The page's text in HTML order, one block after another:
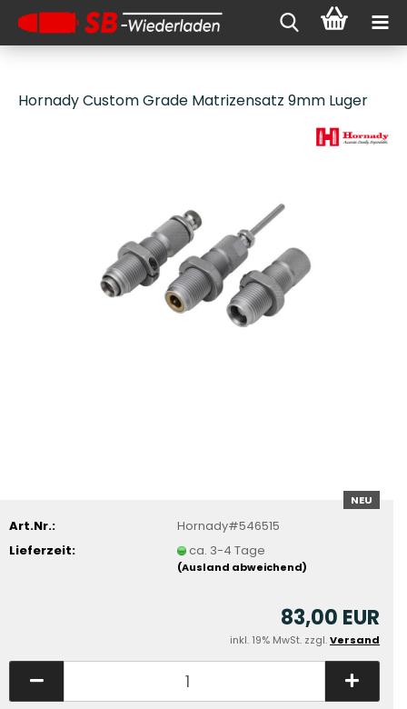
Hornady Custom Grade Matrizensatz 9mm Luger
NEU
Art.Nr.:
Hornady#546515
Lieferzeit:
ca. 3-4 Tage
(Ausland abweichend)
83,00 EUR
inkl. 19% MwSt. zzgl.Versand